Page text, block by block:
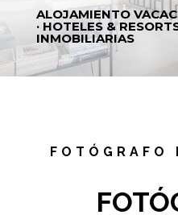
ALOJAMIENTO
· HOTELES &
INMOBILIARIAS
FOTÓGRAFO